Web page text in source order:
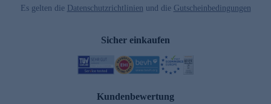
Es gelten die Datenschutzrichtlinien und die Gutscheinbedingungen
Sicher einkaufen
Kundenbewertung